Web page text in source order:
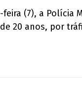
(7), a Polícia
20 anos, por